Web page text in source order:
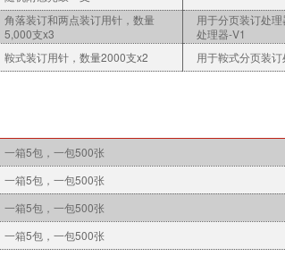
角落装订和两点装订用针，数量
5,000支x3
用于分页装订处
处理器-V1
鞍式装订用针，数量2000支x2 用于鞍式分页装订
一箱5包，一包500张
一箱5包，一包500张
一箱5包，一包500张
一箱5包，一包500张